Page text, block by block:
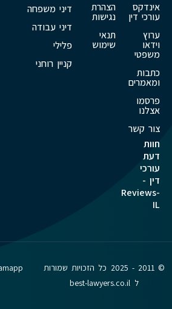
אינדקס
עורכי דין
ערוץ
וידאו
משפטי
כתבות
ומאמרים
פרסמו
אצלנו
צור קשר
חוות
דעת
עורכי
דין -
Reviews-
IL
הצהרת
נגישות
תנאי
שימוש
דיני משפחה
דיני עבודה
פלילי
קניין רוחני
© 2011 - 2025 כל הזכויות שמורות
ל best-lawyers.co.il